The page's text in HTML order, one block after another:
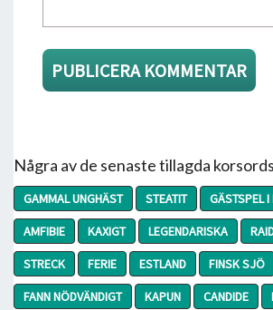
Några av de senaste tillagda
GAMMAL UNGHÄST STEATIT GÄSTSPEL I
AMFIBIE
KAXIGT LEGENDARISKA
STRECK
FERIE ESTLAND
FINSK SJÖ
FANN NÖDVÄNDIGT
KAPUN CANDIDE